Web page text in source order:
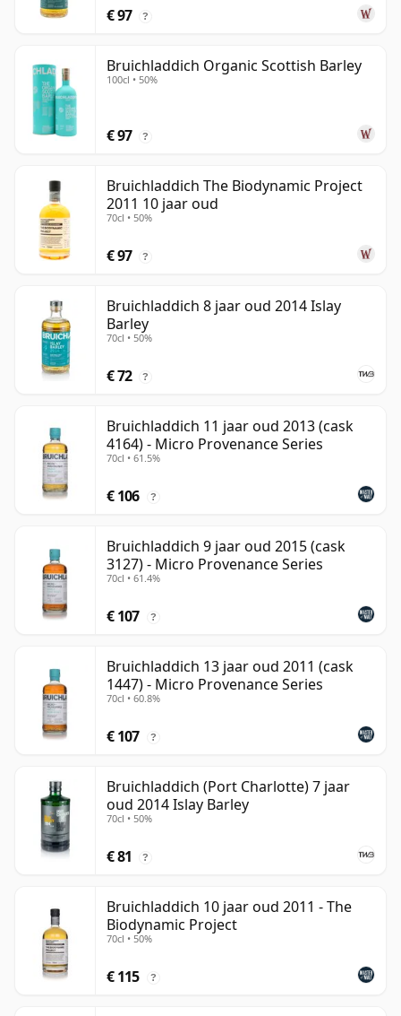
€ 97 ?
Bruichladdich Organic Scottish Barley
100cl • 50%
€ 97 ?
Bruichladdich The Biodynamic Project
2011 10 jaar oud
70cl • 50%
€ 97 ?
Bruichladdich 8 jaar oud 2014 Islay
Barley
70cl • 50%
€ 72 ?
Bruichladdich 11 jaar oud 2013 (cask
4164) - Micro Provenance Series
70cl • 61.5%
€ 106 ?
Bruichladdich 9 jaar oud 2015 (cask
3127) - Micro Provenance Series
70cl • 61.4%
€ 107 ?
Bruichladdich 13 jaar oud 2011 (cask
1447) - Micro Provenance Series
70cl • 60.8%
€ 107 ?
Bruichladdich (Port Charlotte) 7 jaar
oud 2014 Islay Barley
70cl • 50%
€ 81 ?
Bruichladdich 10 jaar oud 2011 - The
Biodynamic Project
70cl • 50%
€ 115 ?